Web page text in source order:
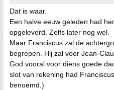
Dat is waar.
Een halve eeuw geleden had
opgeleverd. Zelfs later nog wel.
Maar Franciscus zal de
begrepen. Hij zal voor Jean-
God vooral voor diens goede
slot van rekening had
benoemd.)